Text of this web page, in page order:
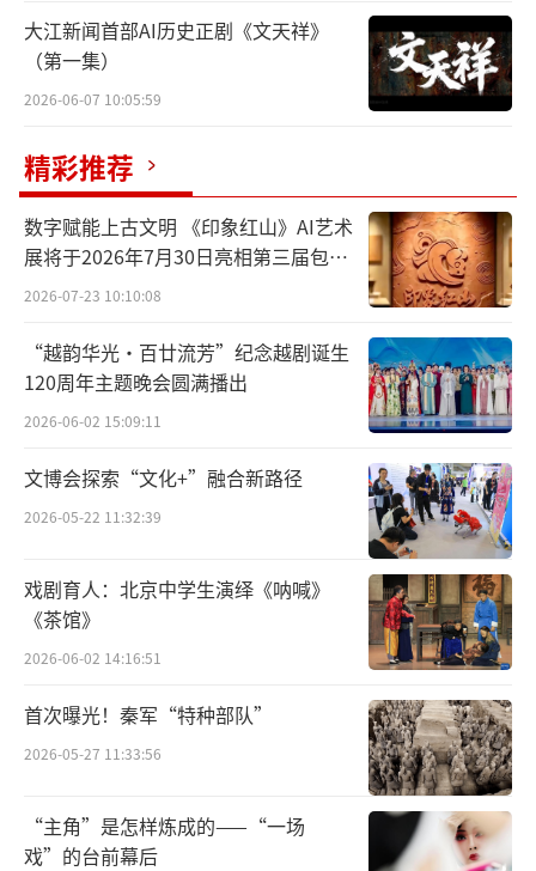
（1897年3月14日—1971年9月5
日），字大颐，自署阿寿 、寿者。现代画家、
教育家。浙江宁海人。1915年考入浙江省立第
一师范学校，受教于经亨颐、李叔同等人。其
写意花鸟初学吴昌硕，后取法石涛、八大。他
对继承和发展民族绘画充满信心与毅力。为捍
卫传统绘画的独立性竭尽全力，奋斗一生，并
且形成一整套中国画教学的体系，影响全国。
大江新闻首部AI历史正剧《文天祥》
（第一集）
2026-06-07 10:05:59
精彩推荐
数字赋能上古文明 《印象红山》AI艺术
展将于2026年7月30日亮相第三届包头
艺博会
2026-07-23 10:10:08
“越韵华光·百廿流芳”纪念越剧诞生
120周年主题晚会圆满播出
2026-06-02 15:09:11
文博会探索“文化+”融合新路径
2026-05-22 11:32:39
戏剧育人：北京中学生演绎《呐喊》
《茶馆》
2026-06-02 14:16:51
首次曝光！秦军“特种部队”
2026-05-27 11:33:56
“主角”是怎样炼成的——“一场
戏”的台前幕后